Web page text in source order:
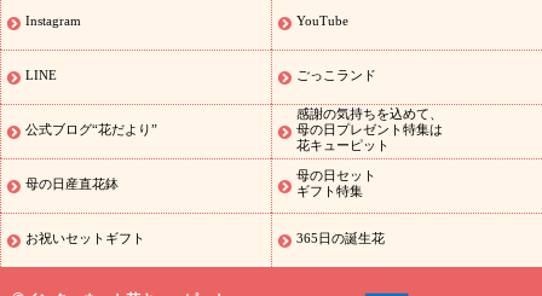
ト
誕生日フラワーギフト商品一覧 バラ
9月の誕生花(リンドウ)
トギフト
「きょう誕生日なんです」キャンペーン
用途から探す お祝いの花特集 当日配達特急便
お祝い商品一覧
お祝い
開店・開業祝い 新築・引っ越し祝い 退職祝い
退院祝い・快気祝い
い
プチギフト ペットのお祝いフラワー お中元・暑中見舞い
当日配達特急便 お供え
お悔やみ商品一覧
お供え・お悔やみの花
四十九日法要以降に贈る
花
お供え お花とセットギフト
Instagram YouTube
LINE ごっこランド
公式ブログ“花だより”
感謝の気持ちを込めて、
母の日プレゼント特集は
花キューピット
母の日産直花鉢
母の日セット
ギフト特集
お祝いセットギフト 365日の誕生花